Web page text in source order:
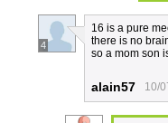
4
16 is a pure
there is no
so a mom son
alain57 10/